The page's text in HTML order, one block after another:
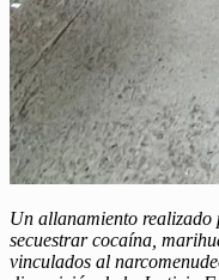
Un allanamiento realizado
secuestrar cocaína,
vinculados al